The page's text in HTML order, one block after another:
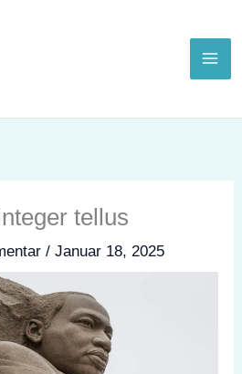
tellus
/Januar 18, 2025